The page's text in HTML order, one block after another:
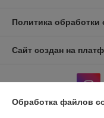
Политика обработки
Сайт создан на
Обработка файлов